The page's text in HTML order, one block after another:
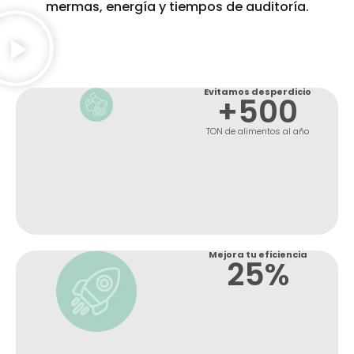
mermas, energía y tiempos de auditoría.
Evitamos desperdicio
+500
TON de alimentos al año
Mejora tu eficiencia
25%